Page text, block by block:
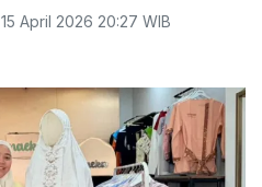
15 April 2026 20:27 WIB